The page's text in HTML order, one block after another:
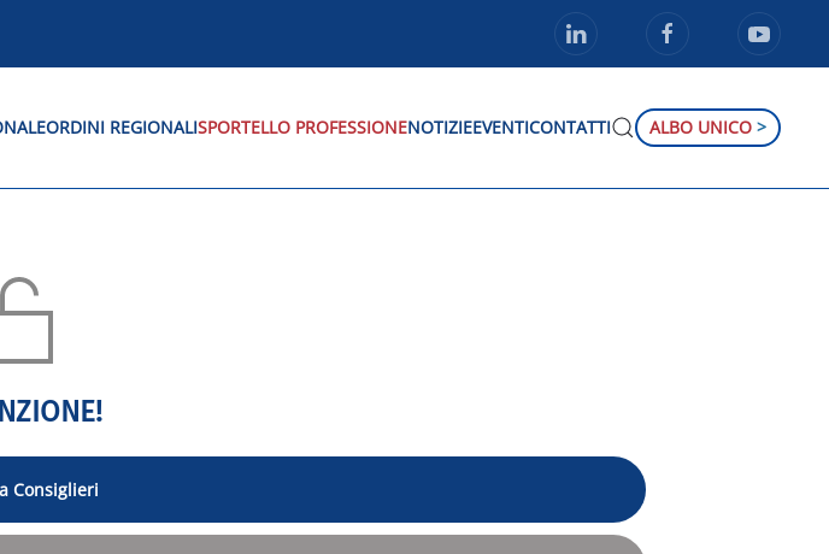
ORDINI REGIONALISPORTELLO PROFESSIONENOTIZIEEVENTICONTATTI ALBO UNICO >
Consiglieri